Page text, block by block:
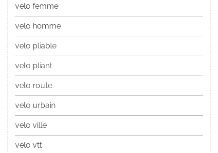
velo femme
velo homme
velo pliable
velo pliant
velo route
velo urbain
velo ville
velo vtt